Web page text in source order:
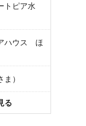
トピア水
ハウス ほ
）
る